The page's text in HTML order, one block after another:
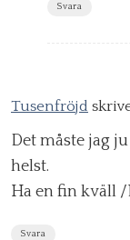
Svara
Tusenfröjd
Det måste jag
helst.
Ha en fin kväll
Svara